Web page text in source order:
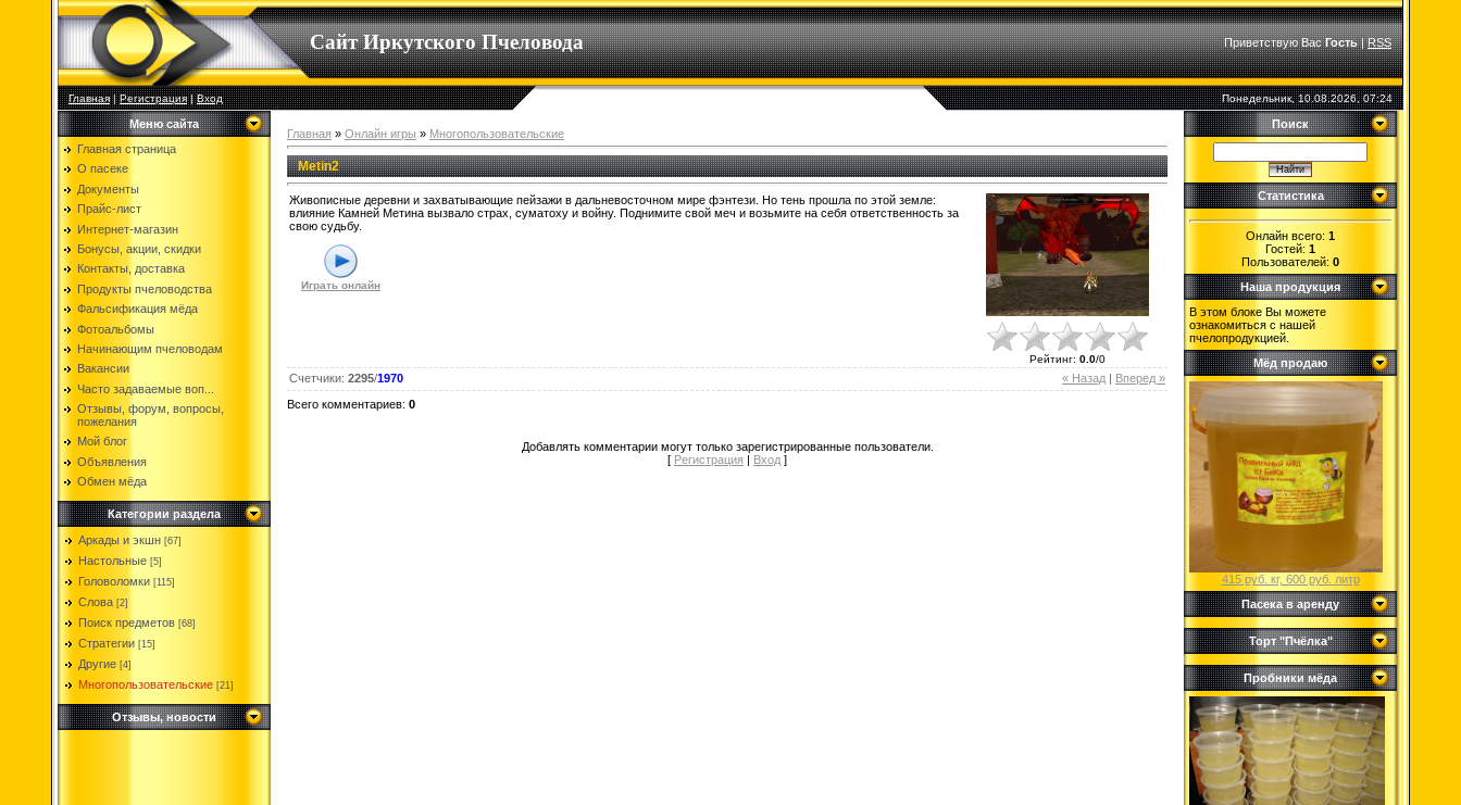
Сайт Иркутского Пчеловода Приветствую Вас Гость|RSS
Главная|Регистрация|Вход Понедельник, 10.08.2026, 07:24
Меню сайта
Главная страница
О пасеке
Документы
Прайс-лист
Интернет-магазин
Бонусы, акции, скидки
Контакты, доставка
Продукты пчеловодства
Фальсификация мёда
Фотоальбомы
Начинающим пчеловодам
Вакансии
Часто задаваемые воп...
Отзывы, форум, вопросы,
пожелания
Мой блог
Объявления
Обмен мёда
Категории раздела
Аркады и экшн [67]
Настольные [5]
Головоломки [115]
Слова [2]
Поиск предметов [68]
Стратегии [15]
Другие [4]
Многопользовательские [21]
Отзывы, новости
Главная » Онлайн игры » Многопользовательские
Metin2
Живописные деревни и захватывающие пейзажи в дальневосточном мире фэнтези. Но тень прошла по этой земле:
влияние Камней Метина вызвало страх, суматоху и войну. Поднимите свой меч и возьмите на себя ответственность за
свою судьбу.
Играть онлайн
Рейтинг: 0.0/0
« Назад Вперед »
Счетчики: 2295/1970
Всего комментариев: 0
Добавлять комментарии могут только зарегистрированные пользователи.
[ Регистрация Вход ]
Поиск
Статистика
Онлайн всего: 1
Гостей: 1
Пользователей: 0
Наша продукция
В этом блоке Вы можете
ознакомиться с нашей
пчелопродукцией.
Мёд продаю
415 руб. кг, 600 руб. литр
Пасека в аренду
Торт "Пчёлка"
Пробники мёда